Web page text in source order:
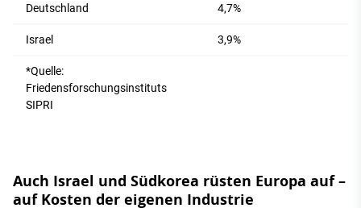
Deutschland 4,7%
Israel 3,9%
*Quelle:
Friedensforschungsinstituts
SIPRI
Auch Israel und Südkorea rüsten Europa auf –
auf Kosten der eigenen Industrie